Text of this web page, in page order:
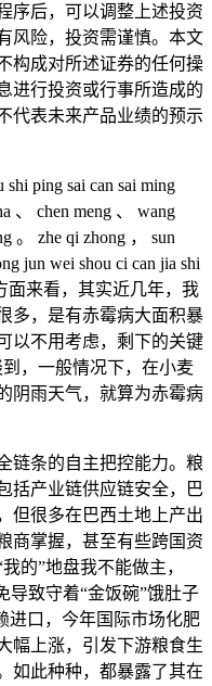
序后，可以调整上述投资
风险，投资需谨慎。本文
构成对所述证券的任何操
进行投资或行事所造成的
代表未来产品业绩的预示
sai can sai ming
、 chen meng 、 wang
。 zhe qi zhong ， sun
jun wei shou ci can jia shi
来看，其实近几年，我
多，是有赤霉病大面积暴
以不用考虑，剩下的关键
，一般情况下，在小麦
阴雨天气，就算为赤霉病
的自主把控能力。粮
括产业链供应链安全，巴
但很多在巴西土地上产出
商掌握，甚至有些跨国资
的”地盘我不能做主，
导致守着“金饭碗”饿肚子
进口，今年国际市场化肥
幅上涨，引发下游粮食生
如此种种，都暴露了其在